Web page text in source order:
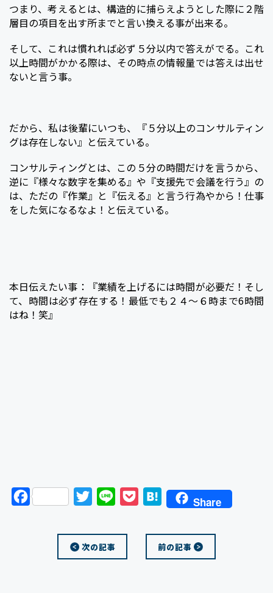
つまり、考えるとは、構造的に捕らえようとした際に２階
層目の項目を出す所までと言い換える事が出来る。
そして、これは慣れれば必ず５分以内で答えがでる。これ
以上時間がかかる際は、その時点の情報量では答えは出せ
ないと言う事。
だから、私は後輩にいつも、『５分以上のコンサルティン
グは存在しない』と伝えている。
コンサルティングとは、この５分の時間だけを言うから、
逆に『様々な数字を集める』や『支援先で会議を行う』の
は、ただの『作業』と『伝える』と言う行為やから！仕事
をした気になるなよ！と伝えている。
本日伝えたい事：『業績を上げるには時間が必要だ！そし
て、時間は必ず存在する！最低でも２４～６時まで6時間
はね！笑』
F
i
t
n
H
t
e
Share
前の記事
次の記事